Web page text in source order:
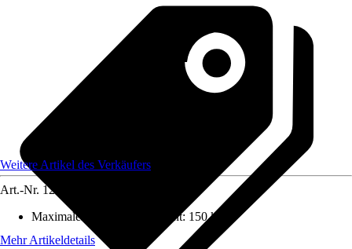
Weitere Artikel des Verkäufers
Art.-Nr. 12220818
Maximales Belastungsgewicht: 150 kg
Mehr Artikeldetails